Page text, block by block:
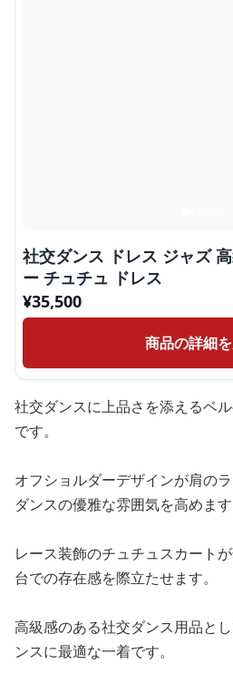
社交ダンス ドレス ジャズ
ー チュチュ ドレス
¥35,500
商品の詳細
社交ダンスに上品さを添えるベ
です。
オフショルダーデザインが肩の
ダンスの優雅な雰囲気を高めます
レース装飾のチュチュスカート
台での存在感を際立たせます。
高級感のある社交ダンス用品と
ンスに最適な一着です。